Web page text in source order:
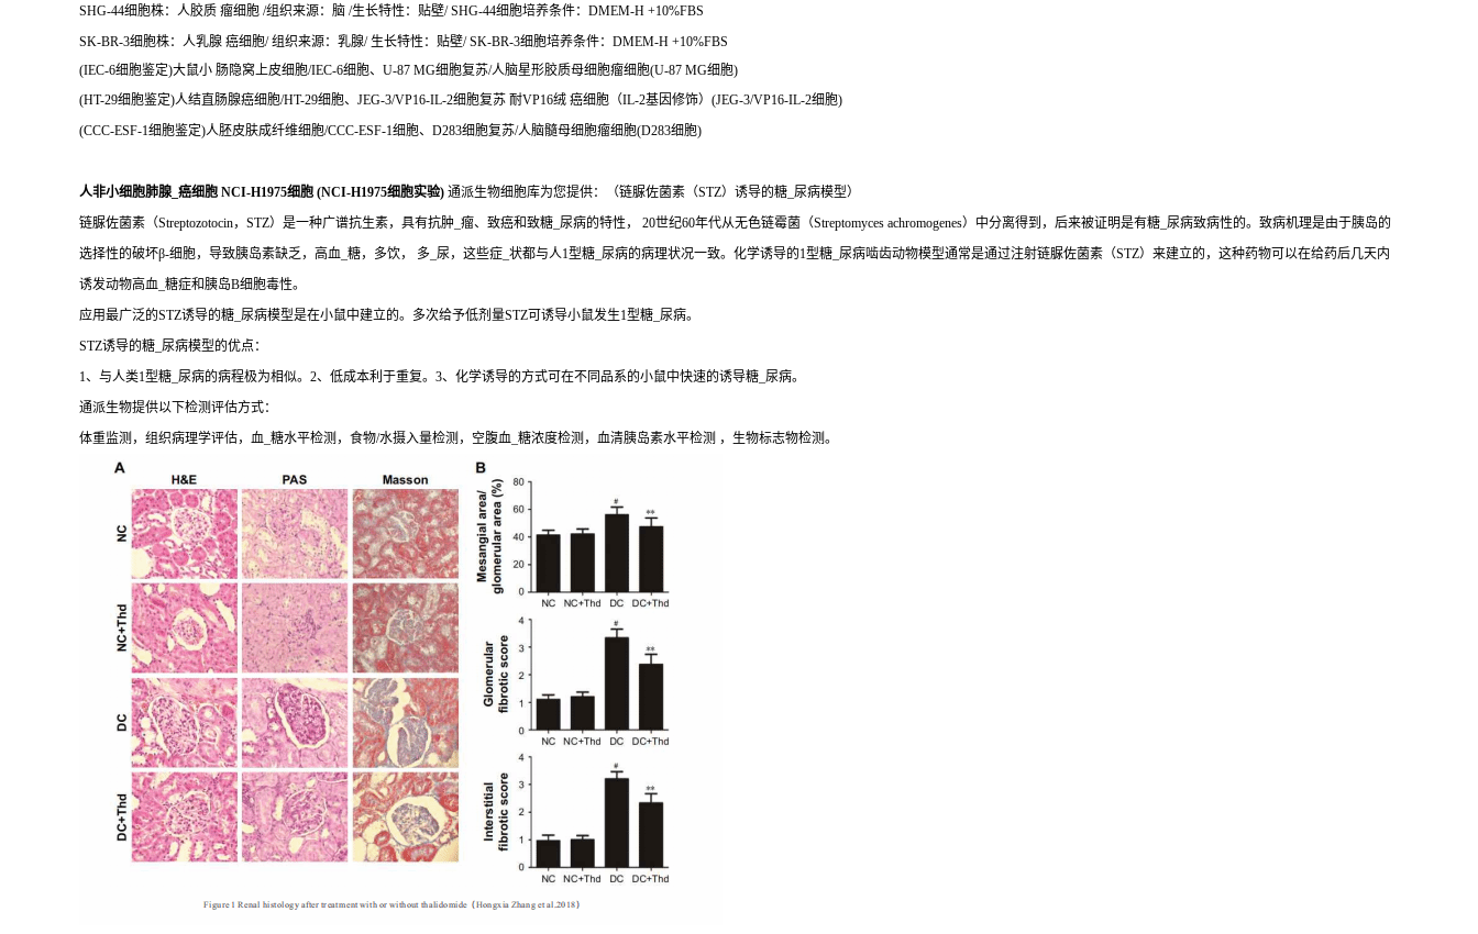
SHG-44细胞株：人胶质 瘤细胞 /组织来源：脑 /生长特性：贴壁/ SHG-44细胞培养条件：DMEM-H +10%FBS
SK-BR-3细胞株：人乳腺 癌细胞/ 组织来源：乳腺/ 生长特性：贴壁/ SK-BR-3细胞培养条件：DMEM-H +10%FBS
(IEC-6细胞鉴定)大鼠小 肠隐窝上皮细胞/IEC-6细胞、U-87 MG细胞复苏/人脑星形胶质母细胞瘤细胞(U-87 MG细胞)
(HT-29细胞鉴定)人结直肠腺癌细胞/HT-29细胞、JEG-3/VP16-IL-2细胞复苏 耐VP16绒 癌细胞（IL-2基因修饰）(JEG-3/VP16-IL-2细胞)
(CCC-ESF-1细胞鉴定)人胚皮肤成纤维细胞/CCC-ESF-1细胞、D283细胞复苏/人脑髓母细胞瘤细胞(D283细胞)
人非小细胞肺腺_癌细胞 NCI-H1975细胞 (NCI-H1975细胞实验) 通派生物细胞库为您提供：（链脲佐菌素（STZ）诱导的糖_尿病模型）
链脲佐菌素（Streptozotocin，STZ）是一种广谱抗生素，具有抗肿_瘤、致癌和致糖_尿病的特性， 20世纪60年代从无色链霉菌（Streptomyces achromogenes）中分离得到，后来被证明是有糖_尿病致病性的。致病机理是由于胰岛的
选择性的破坏β-细胞，导致胰岛素缺乏，高血_糖，多饮， 多_尿，这些症_状都与人1型糖_尿病的病理状况一致。化学诱导的1型糖_尿病啮齿动物模型通常是通过注射链脲佐菌素（STZ）来建立的，这种药物可以在给药后几天内
诱发动物高血_糖症和胰岛B细胞毒性。
应用最广泛的STZ诱导的糖_尿病模型是在小鼠中建立的。多次给予低剂量STZ可诱导小鼠发生1型糖_尿病。
STZ诱导的糖_尿病模型的优点：
1、与人类1型糖_尿病的病程极为相似。2、低成本利于重复。3、化学诱导的方式可在不同品系的小鼠中快速的诱导糖_尿病。
通派生物提供以下检测评估方式：
体重监测，组织病理学评估，血_糖水平检测，食物/水摄入量检测，空腹血_糖浓度检测，血清胰岛素水平检测 ，生物标志物检测。